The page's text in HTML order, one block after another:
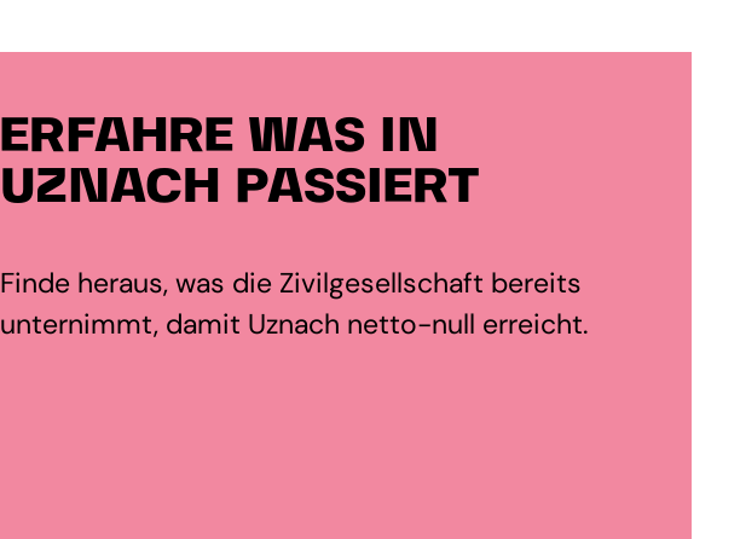
ERFAHRE WAS IN
UZNACH PASSIERT
Finde heraus, was die Zivilgesellschaft bereits
unternimmt, damit Uznach netto-null erreicht.